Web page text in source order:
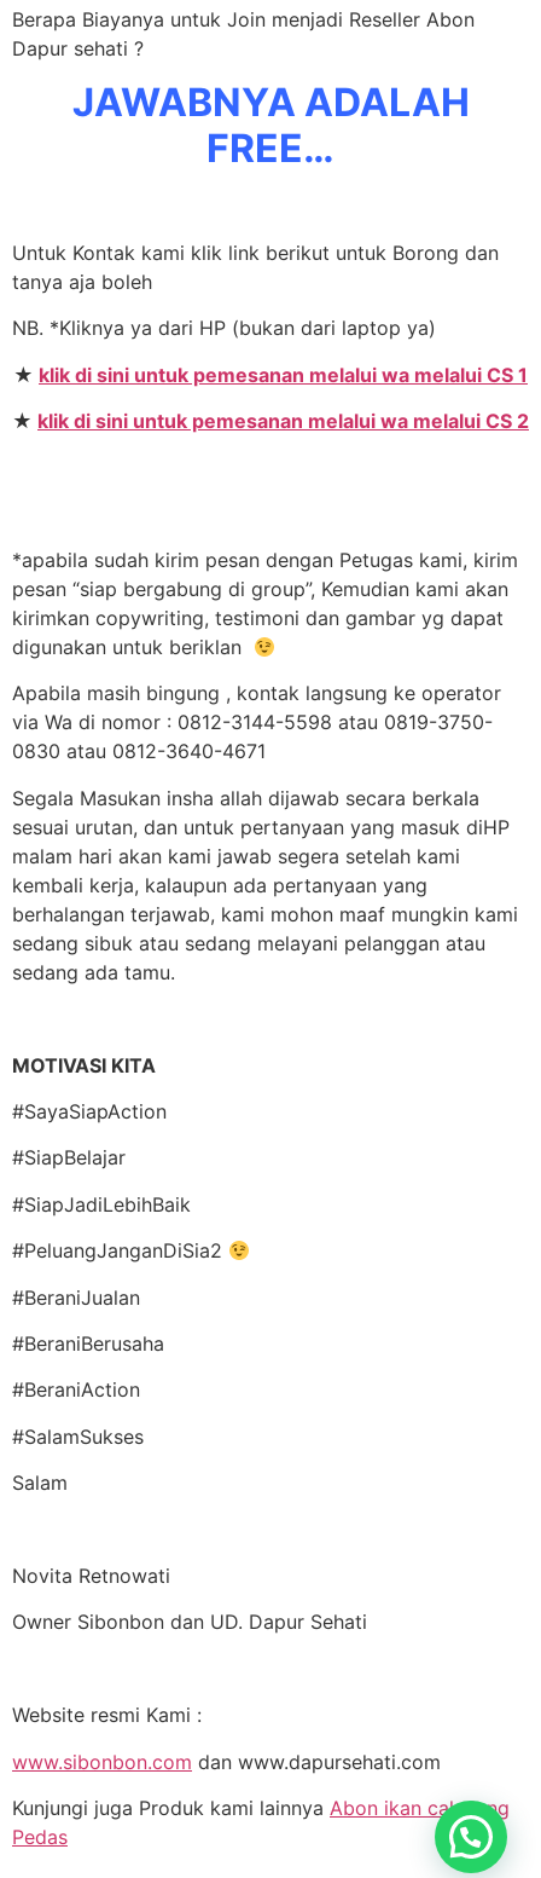
Berapa Biayanya untuk Join menjadi Reseller Abon
Dapur sehati ?
JAWABNYA ADALAH
FREE…
Untuk Kontak kami klik link berikut untuk Borong dan
tanya aja boleh
NB. *Kliknya ya dari HP (bukan dari laptop ya)
★ klik di sini untuk pemesanan melalui wa melalui CS 1
★ klik di sini untuk pemesanan melalui wa melalui CS 2
*apabila sudah kirim pesan dengan Petugas kami, kirim
pesan “siap bergabung di group”, Kemudian kami akan
kirimkan copywriting, testimoni dan gambar yg dapat
digunakan untuk beriklan
Apabila masih bingung , kontak langsung ke operator
via Wa di nomor : 0812-3144-5598 atau 0819-3750-
0830 atau 0812-3640-4671
Segala Masukan insha allah dijawab secara berkala
sesuai urutan, dan untuk pertanyaan yang masuk diHP
malam hari akan kami jawab segera setelah kami
kembali kerja, kalaupun ada pertanyaan yang
berhalangan terjawab, kami mohon maaf mungkin kami
sedang sibuk atau sedang melayani pelanggan atau
sedang ada tamu.
MOTIVASI KITA
#SayaSiapAction
#SiapBelajar
#SiapJadiLebihBaik
#PeluangJanganDiSia2
#BeraniJualan
#BeraniBerusaha
#BeraniAction
#SalamSukses
Salam
Novita Retnowati
Owner Sibonbon dan UD. Dapur Sehati
Website resmi Kami :
www.sibonbon.com dan www.dapursehati.com
Kunjungi juga Produk kami lainnya Abon ikan cakalang
Pedas